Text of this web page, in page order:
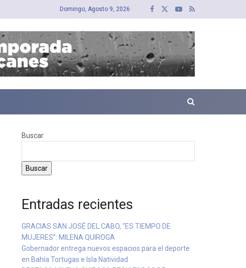
Domingo, Agosto 9, 2026
Buscar
Buscar
Entradas recientes
GRACIAS SAN JOSÉ DEL CABO, “ES TIEMPO DE
MUJERES”: MILENA QUIROGA
Gobernador entrega nuevos espacios para el deporte
en Bahía Tortugas e Isla Natividad